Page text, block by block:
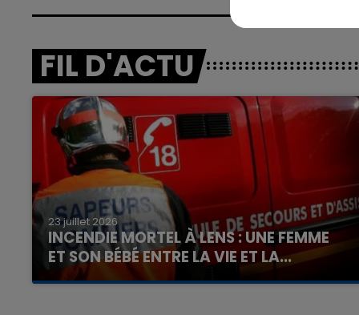
FIL D'ACTU
23 juillet 2026
INCENDIE MORTEL À LENS : UNE FEMME
ET SON BÉBÉ ENTRE LA VIE ET LA...
Un homme s'est immolé par le feu après avoir
16h00 - 20h00
La Team du Week-end